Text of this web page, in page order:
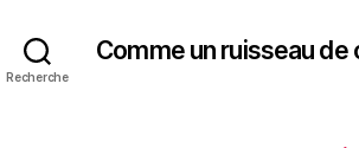
Recherche
Comme un ruisseau de